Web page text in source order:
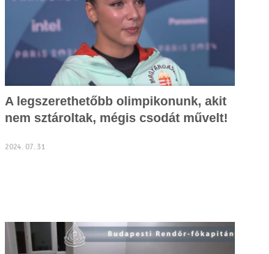
A legszerethetőbb olimpikonunk, akit
nem sztároltak, mégis csodát művelt!
2024. 07. 31